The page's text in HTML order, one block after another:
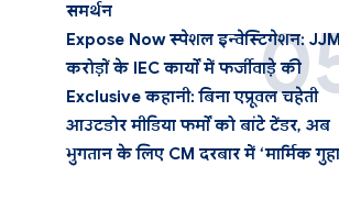
समर्थन
Expose Now स्पेशल इन्वेस्टिगेशन:
करोड़ों के IEC कार्यों में फर्जीवाड़े की
Exclusive कहानी: बिना एप्रूवल चहेती
आउटडोर मीडिया फर्मों को बांटे टेंडर, अब
भुगतान के लिए CM दरबार में ‘मार्मिक